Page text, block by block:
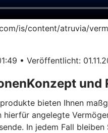
is/content/atruvia/
• Veröffentlicht:
bieten Ihnen
hierfür angelegte
In jedem Fall